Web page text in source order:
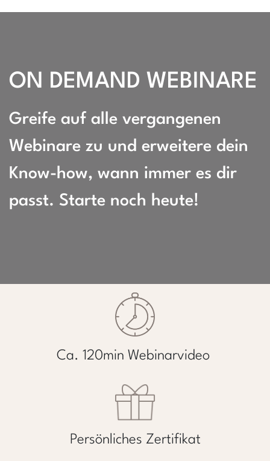
ON DEMAND WEBINARE
Greife auf alle vergangenen
Webinare zu und erweitere dein
Know-how, wann immer es dir
passt. Starte noch heute!
Ca. 120min Webinarvideo
Persönliches Zertifikat